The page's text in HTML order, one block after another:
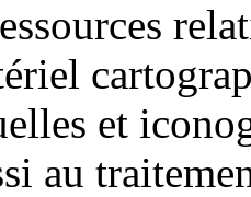
et
au